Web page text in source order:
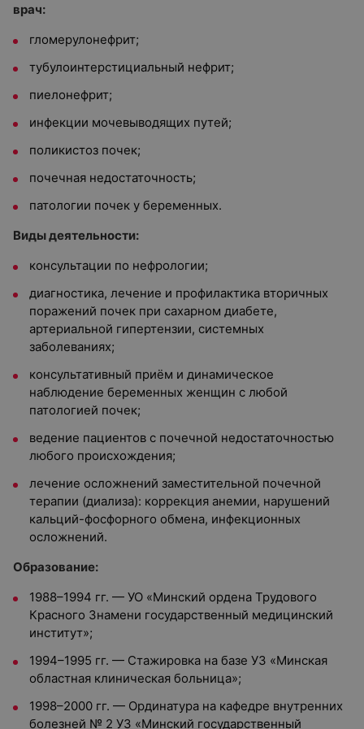
врач:
гломерулонефрит;
тубулоинтерстициальный нефрит;
пиелонефрит;
инфекции мочевыводящих путей;
поликистоз почек;
почечная недостаточность;
патологии почек у беременных.
Виды деятельности:
консультации по нефрологии;
диагностика, лечение и профилактика вторичных
поражений почек при сахарном диабете,
артериальной гипертензии, системных
заболеваниях;
консультативный приём и динамическое
наблюдение беременных женщин с любой
патологией почек;
ведение пациентов с почечной недостаточностью
любого происхождения;
лечение осложнений заместительной почечной
терапии (диализа): коррекция анемии, нарушений
кальций-фосфорного обмена, инфекционных
осложнений.
Образование:
1988–1994 гг. — УО «Минский ордена Трудового
Красного Знамени государственный медицинский
институт»;
1994–1995 гг. — Стажировка на базе УЗ «Минская
областная клиническая больница»;
1998–2000 гг. — Ординатура на кафедре внутренних
болезней № 2 УЗ «Минский государственный